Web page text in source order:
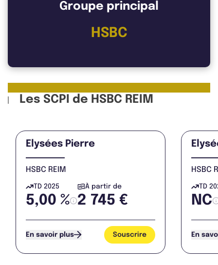
Groupe principal
HSBC
Les SCPI de HSBC REIM
Elysées Pierre
HSBC REIM
TD 2025
5,00 %
À partir de
2 745 €
En savoir plus Souscrire
HSBC
TD
NC
En